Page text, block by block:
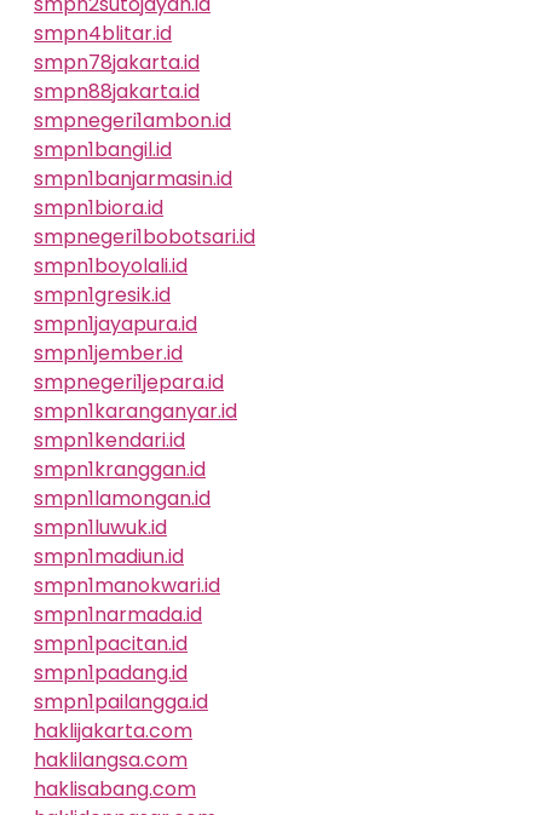
smpn4blitar.id
smpn78jakarta.id
smpn88jakarta.id
smpnegeri1ambon.id
smpn1bangil.id
smpn1banjarmasin.id
smpn1biora.id
smpnegeri1bobotsari.id
smpn1boyolali.id
smpn1gresik.id
smpn1jayapura.id
smpn1jember.id
smpnegeri1jepara.id
smpn1karanganyar.id
smpn1kendari.id
smpn1kranggan.id
smpn1lamongan.id
smpn1luwuk.id
smpn1madiun.id
smpn1manokwari.id
smpn1narmada.id
smpn1pacitan.id
smpn1padang.id
smpn1pailangga.id
haklijakarta.com
haklilangsa.com
haklisabang.com